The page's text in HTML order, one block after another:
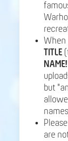
When
TITLE
NAME!
but
are